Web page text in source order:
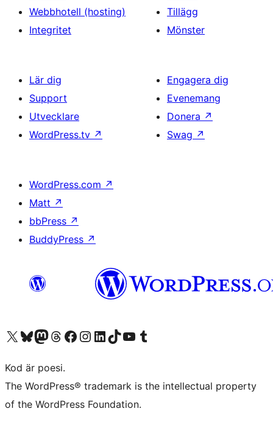
Webbhotell (hosting)
Integritet
Tillägg
Mönster
Lär dig
Support
Utvecklare
WordPress.tv ↗
Engagera dig
Evenemang
Donera ↗
Swag ↗
WordPress.com ↗
Matt ↗
bbPress ↗
BuddyPress ↗
Besök vår X-konto (f.d. Twitter)
Besök vårt Bluesky-konto
Besök vårt Mastodon-konto
Besök vårt Thread-konto
Besök vår Facebook-sidaBesök vårt Instagram-konto
Besök vårt LinkedIn-konto
Besök vårt TikTok-konto
Besök vår YouTube-kanalBesök vårt Tumblr-konto
Kod är poesi.
The WordPress® trademark is the intellectual property
of the WordPress Foundation.